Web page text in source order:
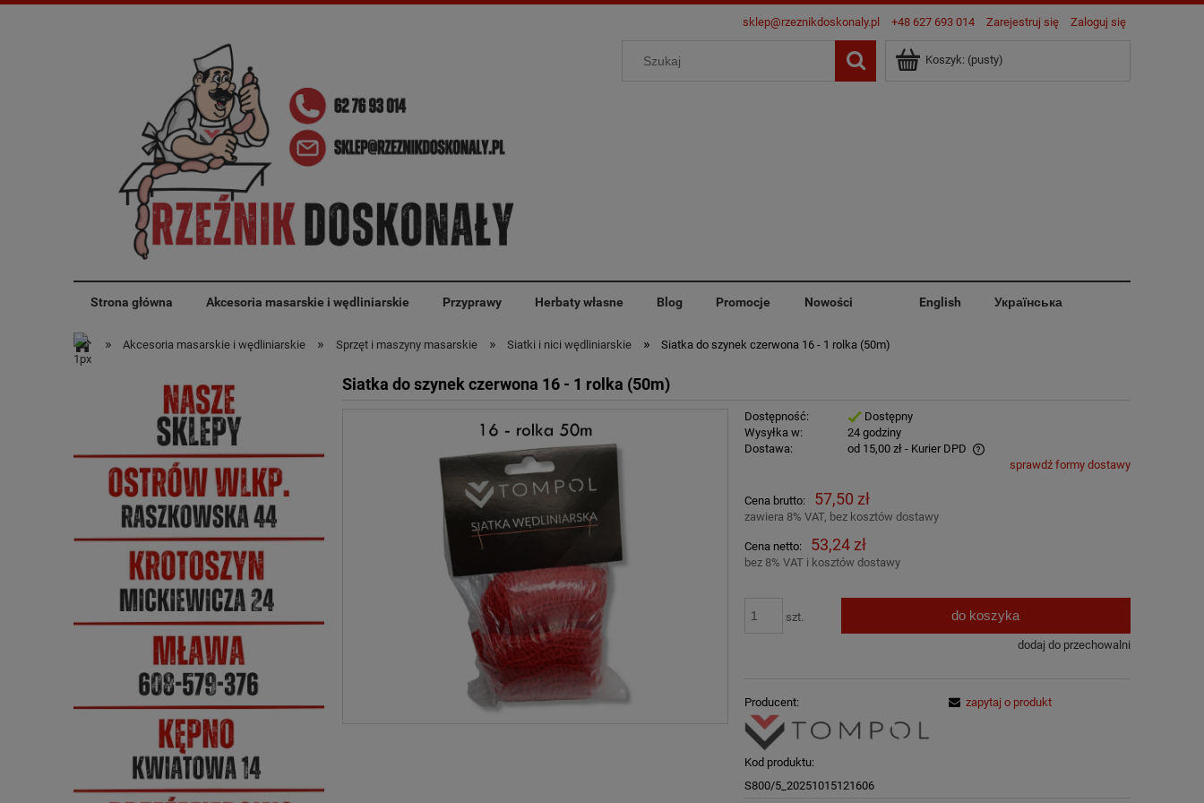
sklep@rzeznikdoskonaly.pl +48 627 693 014 Zarejestruj się Zaloguj się
Koszyk: (pusty)
Strona główna Akcesoria masarskie i wędliniarskie Przyprawy Herbaty własne Blog Promocje Nowości English Українська
» Akcesoria masarskie i wędliniarskie » Sprzęt i maszyny masarskie » Siatki i nici wędliniarskie » Siatka do szynek czerwona 16 - 1 rolka (50m)
Siatka do szynek czerwona 16 - 1 rolka (50m)
Dostępność:
Dostępny
Wysyłka w:
24 godziny
Dostawa:
od 15,00 zł - Kurier DPD
Cena nie zawiera ewentualnych kosztów
płatności
sprawdź formy dostawy
Cena brutto: 57,50 zł
zawiera 8% VAT, bez kosztów dostawy
Cena netto: 53,24 zł
bez 8% VAT i kosztów dostawy
szt. do koszyka
dodaj do przechowalni
Producent:
Kod produktu:
S800/5_20251015121606
zapytaj o produkt